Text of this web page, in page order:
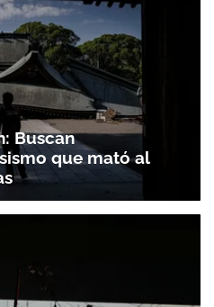
a nuestro boletín.
Buscan
que mató al